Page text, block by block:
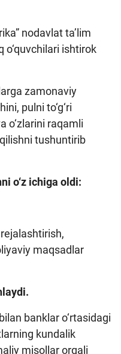
nodavlat ta’lim
o‘quvchilari ishtirok
zamonaviy
pulni to‘g‘ri
o‘zlarini raqamli
tushuntirib
o‘z ichiga oldi:
maqsadlar
banklar o‘rtasidagi
kundalik
misollar orqali